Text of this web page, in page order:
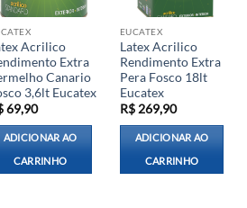
Acrilico
Extra
Canario
3,6lt Eucatex
69,90
ADICIONAR AO
CARRINHO
EUCATEX
Latex Acrilico
Rendimento Extra
Pera Fosco 18lt
Eucatex
R$269,90
ADICIONAR AO
CARRINHO